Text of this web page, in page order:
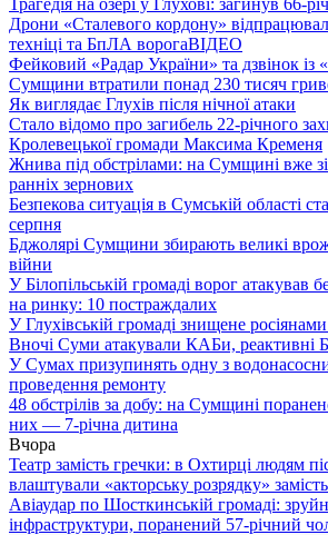
Трагедія на озері у Глухові: загинув 66-
Дрони «Сталевого кордону»
техніці та БпЛА ворогаВІДЕО
Фейковий «Радар України» та дзвінок із
Сумщини втратили понад 230 тисяч
Як виглядає Глухів після нічної атаки
Стало відомо про загибель 22-річного
Кролевецької громади Максима Кременя
Жнива під обстрілами: на Сумщині вже
ранніх зернових
Безпекова ситуація в Сумській області
серпня
Бджолярі Сумщини збирають великі
війни
У Білопільській громаді ворог атакував
на ринку: 10 постраждалих
У Глухівській громаді знищене
Вночі Суми атакували КАБи, реактивні
У Сумах призупинять одну з
проведення ремонту
48 обстрілів за добу: на Сумщині
них — 7-річна дитина
Вчора
Театр замість гречки: в Охтирці людям
влаштували «акторську розрядку»
Авіаудар по Шосткинській громаді:
інфраструктури, поранений 57-річний